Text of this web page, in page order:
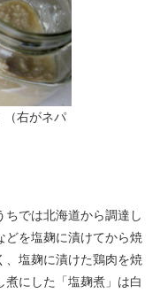
（右がネパ
ちでは北海道から調達し
どを塩麹に漬けてから焼
、塩麹に漬けた鶏肉を焼
煮にした「塩麹煮」は白